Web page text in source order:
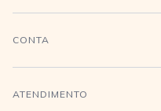
História
CONTA
Login
ATENDIMENTO